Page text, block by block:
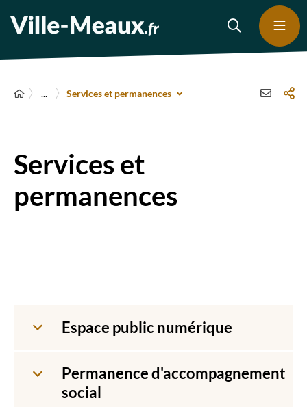
... Services et permanences
Services et
permanences
Espace public numérique
Permanence d'accompagnement
social